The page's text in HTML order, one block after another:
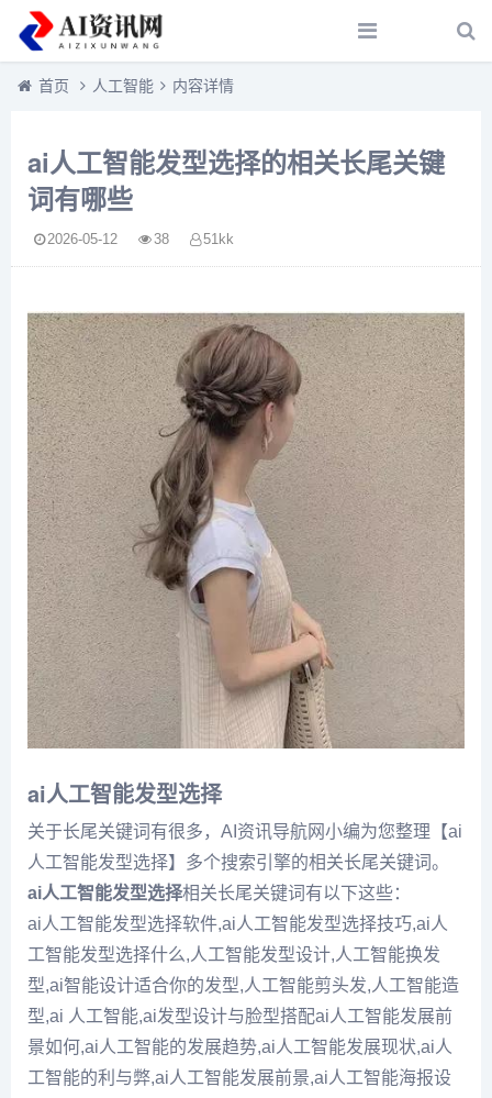
首页 人工智能 内容详情
ai人工智能发型选择的相关长尾关键
词有哪些
2026-05-12 38 51kk
ai人工智能发型选择
关于长尾关键词有很多，AI资讯导航网小编为您整理【ai
人工智能发型选择】多个搜索引擎的相关长尾关键词。
ai人工智能发型选择相关长尾关键词有以下这些：
ai人工智能发型选择软件,ai人工智能发型选择技巧,ai人
工智能发型选择什么,人工智能发型设计,人工智能换发
型,ai智能设计适合你的发型,人工智能剪头发,人工智能造
型,ai 人工智能,ai发型设计与脸型搭配ai人工智能发展前
景如何,ai人工智能的发展趋势,ai人工智能发展现状,ai人
工智能的利与弊,ai人工智能发展前景,ai人工智能海报设